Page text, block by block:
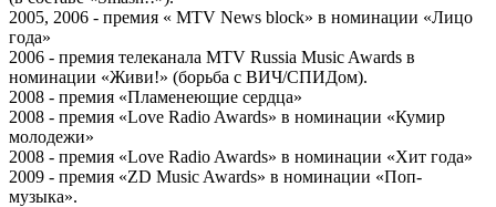
2005, 2006 - премия « MTV News block» в номинации «Лицо
года»
2006 - премия телеканала MTV Russia Music Awards в
номинации «Живи!» (борьба с ВИЧ/СПИДом).
2008 - премия «Пламенеющие сердца»
2008 - премия «Love Radio Awards» в номинации «Кумир
молодежи»
2008 - премия «Love Radio Awards» в номинации «Хит года»
2009 - премия «ZD Music Awards» в номинации «Поп-
музыка».